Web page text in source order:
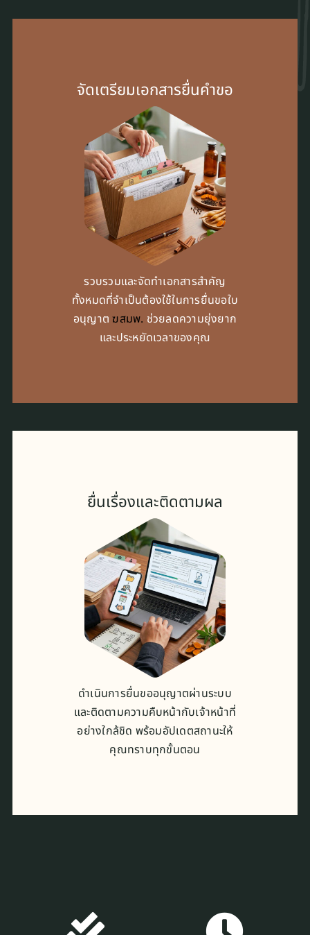
จัดเตรียมเอกสารยื่นคำขอ
รวบรวมและจัดทำเอกสารสำคัญ
ทั้งหมดที่จำเป็นต้องใช้ในการยื่นขอใบ
อนุญาตฆสมพ. ช่วยลดความยุ่งยาก
และประหยัดเวลาของคุณ
ยื่นเรื่องและติดตามผล
ดำเนินการยื่นขออนุญาตผ่านระบบ
และติดตามความคืบหน้ากับเจ้าหน้าที่
อย่างใกล้ชิด พร้อมอัปเดตสถานะให้
คุณทราบทุกขั้นตอน